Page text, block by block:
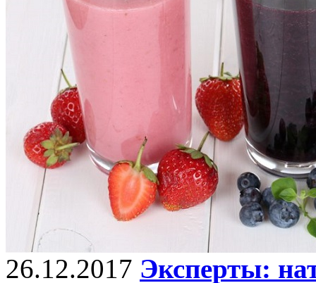
26.12.2017 Эксперты: